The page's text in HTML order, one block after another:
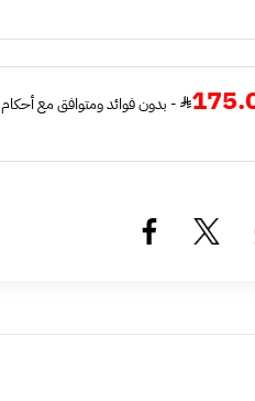
- بدون فوائد ومتوافق مع أحكام